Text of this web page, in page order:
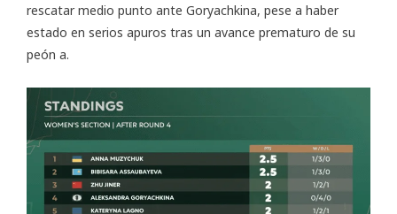
rescatar medio punto ante Goryachkina, pese a haber
estado en serios apuros tras un avance prematuro de su
peón a.